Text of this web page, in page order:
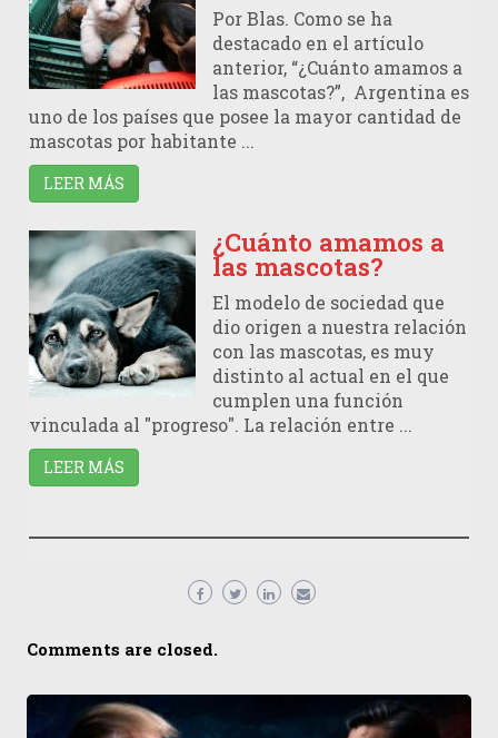
Por Blas. Como se ha
destacado en el artículo
anterior, “¿Cuánto amamos a
las mascotas?”, Argentina es
uno de los países que posee la mayor cantidad de
mascotas por habitante ...
LEER MÁS
¿Cuánto amamos a
las mascotas?
El modelo de sociedad que
dio origen a nuestra relación
con las mascotas, es muy
distinto al actual en el que
cumplen una función
vinculada al "progreso". La relación entre ...
LEER MÁS
Comments are closed.